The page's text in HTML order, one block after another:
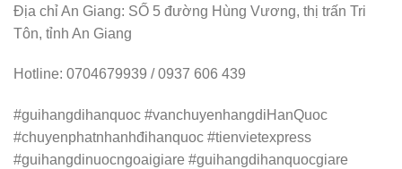
Địa chỉ An Giang: SỐ 5 đường Hùng Vương, thị trấn Tri
Tôn, tỉnh An Giang
Hotline: 0704679939 / 0937 606 439
#guihangdihanquoc #vanchuyenhangdiHanQuoc
#chuyenphatnhanhđihanquoc #tienvietexpress
#guihangdinuocngoaigiare #guihangdihanquocgiare